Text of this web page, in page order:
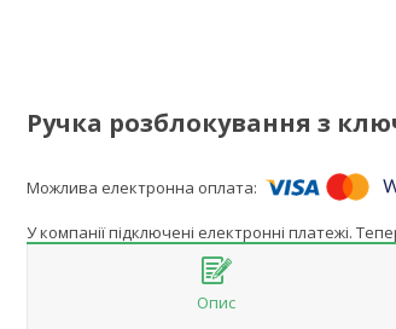
Ручка розблокування з
У компанії підключені електронні платежі.
Опис